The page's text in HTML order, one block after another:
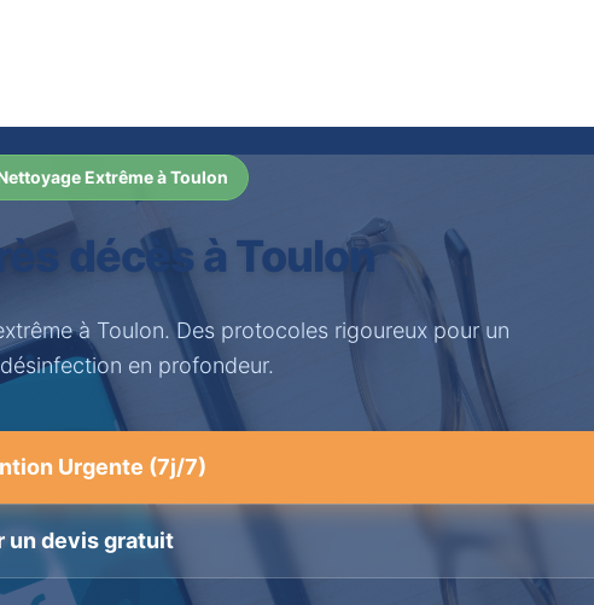
Extrême à Toulon
décès à Toulon
à Toulon. Des protocoles rigoureux pour un
en profondeur.
Urgente (7j/7)
un devis gratuit